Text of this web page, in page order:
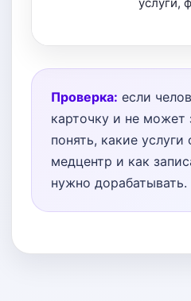
Проверка: если
карточку и не может
понять, какие услуги
медцентр и как
нужно дорабатывать.